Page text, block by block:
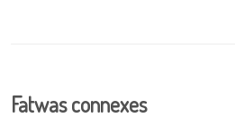
Fatwas connexes